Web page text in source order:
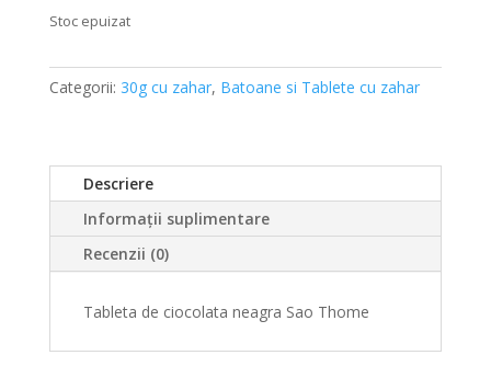
Stoc epuizat
Categorii: 30g cu zahar, Batoane si Tablete cu zahar
Descriere
Informații suplimentare
Recenzii (0)
Tableta de ciocolata neagra Sao Thome